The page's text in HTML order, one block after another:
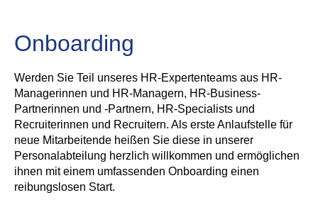
Onboarding
Werden Sie Teil unseres HR-Expertenteams aus HR-
Managerinnen und HR-Managern, HR-Business-
Partnerinnen und -Partnern, HR-Specialists und
Recruiterinnen und Recruitern. Als erste Anlaufstelle für
neue Mitarbeitende heißen Sie diese in unserer
Personalabteilung herzlich willkommen und ermöglichen
ihnen mit einem umfassenden Onboarding einen
reibungslosen Start.